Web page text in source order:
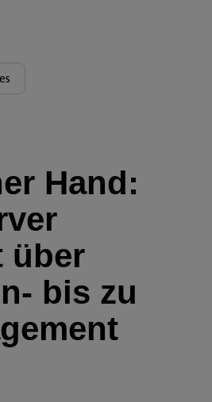
Hand:
über
bis zu